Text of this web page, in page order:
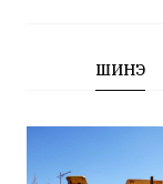
ШИНЭ